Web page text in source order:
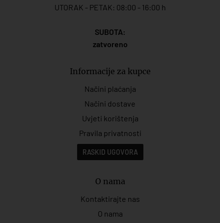
UTORAK - PETAK: 08:00 - 16:00 h
SUBOTA:
zatvoreno
Informacije za kupce
Načini plaćanja
Načini dostave
Uvjeti korištenja
Pravila privatnosti
RASKID UGOVORA
O nama
Kontaktirajte nas
O nama